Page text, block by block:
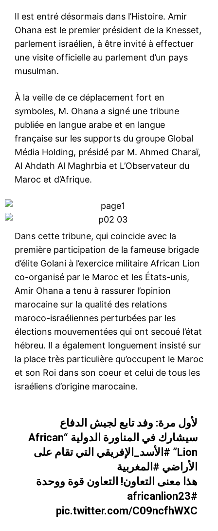
Il est entré désormais dans l’Histoire. Amir
Ohana est le premier président de la Knesset,
parlement israélien, à être invité à effectuer
une visite officielle au parlement d’un pays
musulman.
À la veille de ce déplacement fort en
symboles, M. Ohana a signé une tribune
publiée en langue arabe et en langue
française sur les supports du groupe Global
Média Holding, présidé par M. Ahmed Charaï,
Al Ahdath Al Maghrbia et L’Observateur du
Maroc et d’Afrique.
Dans cette tribune, qui coincide avec la
première participation de la fameuse brigade
d’élite Golani à l’exercice militaire African Lion
co-organisé par le Maroc et les États-unis,
Amir Ohana a tenu à rassurer l’opinion
marocaine sur la qualité des relations
maroco-israéliennes perturbées par les
élections mouvementées qui ont secoué l’état
hébreu. Il a également longuement insisté sur
la place très particulière qu’occupent le Maroc
et son Roi dans son coeur et celui de tous les
israéliens d’origine marocaine.
لأول مرة: وفد تابع لجبش الدفاع
سيشارك في المناورة الدولية “African
Lion”
#الأسد_الإفريقي التي تقام على
الأراضي #المغربية
هذا معنى التعاون! التعاون قوة ووحدة
#africanlion23
pic.twitter.com/C09ncfhWXC